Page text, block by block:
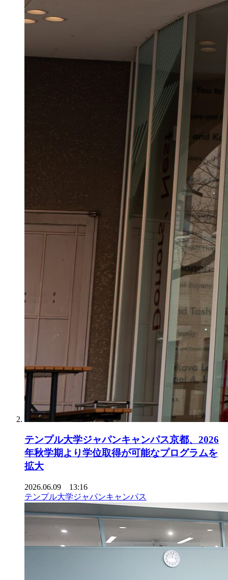
テンプル大学ジャパンキャンパス京都、2026
年秋学期より学位取得が可能なプログラムを
拡大
2026.06.09 13:16
テンプル大学ジャパンキャンパス